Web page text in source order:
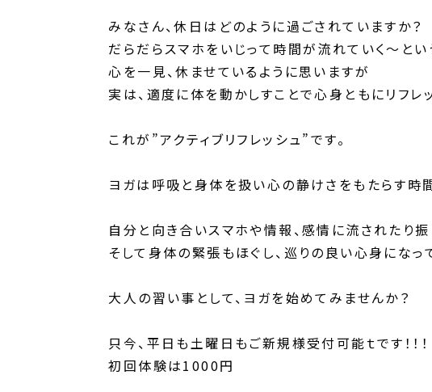
みなさん、休日はどのように過ごされていますか？
だらだらスマホをいじって時間が流れていく～とい
心を一見、休ませているように思いますが
実は、適度に体を動かしすことで心身ともにリフレ
これが”アクティブリフレッシュ”です。
ヨガは呼吸と身体を扱い心の静けさをもたらす時
自分と向き合いスマホや情報、感情に流されたり
そして身体の緊張もほぐし、巡りの良い心身になっ
大人の習い事として、ヨガを始めてみませんか？
只今、平日も土曜日もご新規様受付可能ｔです！！！
初回体験は1000円